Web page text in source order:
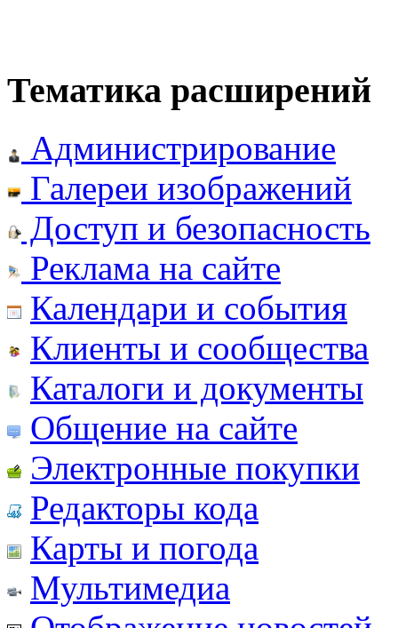
Тематика расширений
Администрирование
Галереи изображений
Доступ и безопасность
Реклама на сайте
Календари и события
Клиенты и сообщества
Каталоги и документы
Общение на сайте
Электронные покупки
Редакторы кода
Карты и погода
Мультимедиа